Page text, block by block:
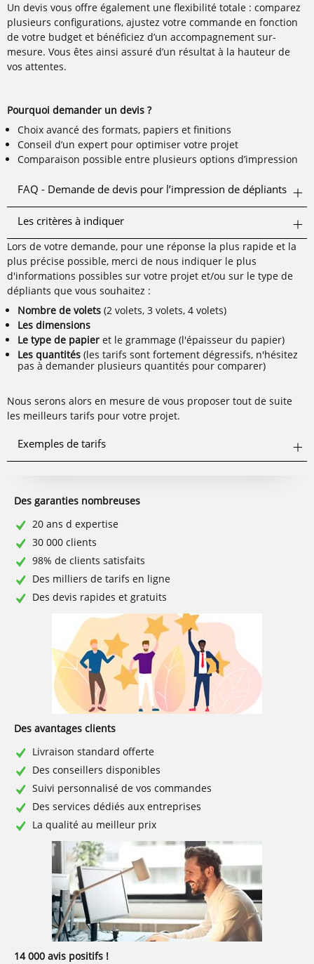
Un devis vous offre également une flexibilité totale : comparez
plusieurs configurations, ajustez votre commande en fonction
de votre budget et bénéficiez d’un accompagnement sur-
mesure. Vous êtes ainsi assuré d’un résultat à la hauteur de
vos attentes.
Pourquoi demander un devis ?
Choix avancé des formats, papiers et finitions
Conseil d’un expert pour optimiser votre projet
Comparaison possible entre plusieurs options d’impression
FAQ - Demande de devis pour l’impression de dépliants
Les critères à indiquer
Lors de votre demande, pour une réponse la plus rapide et la
plus précise possible, merci de nous indiquer le plus
d'informations possibles sur votre projet et/ou sur le type de
dépliants que vous souhaitez :
Nombre de volets (2 volets, 3 volets, 4 volets)
Les dimensions
Le type de papier et le grammage (l'épaisseur du papier)
Les quantités (les tarifs sont fortement dégressifs, n'hésitez
pas à demander plusieurs quantités pour comparer)
Nous serons alors en mesure de vous proposer tout de suite
les meilleurs tarifs pour votre projet.
Exemples de tarifs
Des garanties nombreuses
20 ans d expertise
30 000 clients
98% de clients satisfaits
Des milliers de tarifs en ligne
Des devis rapides et gratuits
Des avantages clients
Livraison standard offerte
Des conseillers disponibles
Suivi personnalisé de vos commandes
Des services dédiés aux entreprises
La qualité au meilleur prix
14 000 avis positifs !